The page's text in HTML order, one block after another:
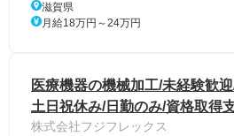
滋賀県
月給18万円～24万円
医療機器の機械加工/未経験歓
土日祝休み/日勤のみ/資格取得
株式会社フジフレックス